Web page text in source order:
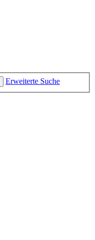
Erweiterte Suche